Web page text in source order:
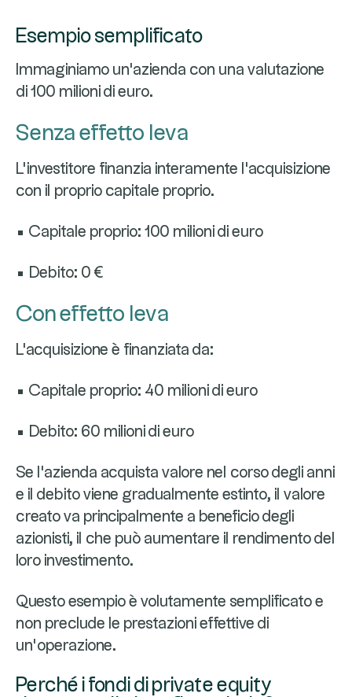
Esempio semplificato
Immaginiamo un'azienda con una valutazione
di 100 milioni di euro.
Senza effetto leva
L'investitore finanzia interamente l'acquisizione
con il proprio capitale proprio.
• Capitale proprio: 100 milioni di euro
• Debito: 0 €
Con effetto leva
L'acquisizione è finanziata da:
• Capitale proprio: 40 milioni di euro
• Debito: 60 milioni di euro
Se l'azienda acquista valore nel corso degli anni
e il debito viene gradualmente estinto, il valore
creato va principalmente a beneficio degli
azionisti, il che può aumentare il rendimento del
loro investimento.
Questo esempio è volutamente semplificato e
non preclude le prestazioni effettive di
un'operazione.
Perché i fondi di private equity